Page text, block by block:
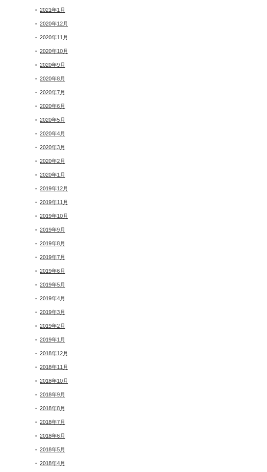
2021年1月
2020年12月
2020年11月
2020年10月
2020年9月
2020年8月
2020年7月
2020年6月
2020年5月
2020年4月
2020年3月
2020年2月
2020年1月
2019年12月
2019年11月
2019年10月
2019年9月
2019年8月
2019年7月
2019年6月
2019年5月
2019年4月
2019年3月
2019年2月
2019年1月
2018年12月
2018年11月
2018年10月
2018年9月
2018年8月
2018年7月
2018年6月
2018年5月
2018年4月